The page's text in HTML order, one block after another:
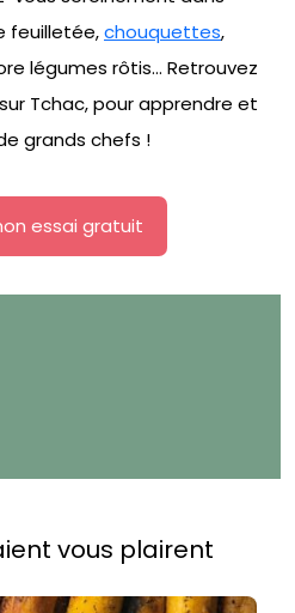
feuilletée,chouquettes,
légumes rôtis… Retrouvez
Tchac, pour apprendre et
grands chefs !
essai gratuit
vous plairent